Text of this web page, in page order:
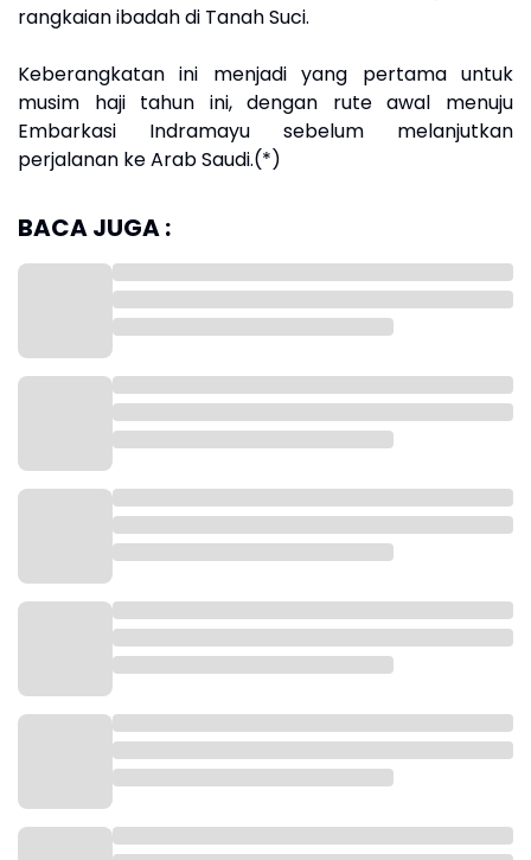
rangkaian ibadah di Tanah Suci.
Keberangkatan ini menjadi yang pertama untuk
musim haji tahun ini, dengan rute awal menuju
Embarkasi Indramayu sebelum melanjutkan
perjalanan ke Arab Saudi.(*)
BACA JUGA :